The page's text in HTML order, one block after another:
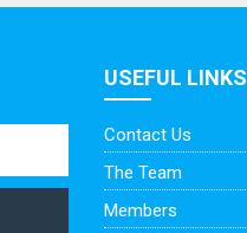
USEFUL LINKS
Contact Us
The Team
Members